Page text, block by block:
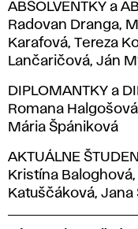
ABSOLVENTKY a
Radovan Dranga,
Karafová, Tereza
Lančaričová, Ján
DIPLOMANTKY a
Romana
Mária Špániková
AKTUÁLNE
Kristína
Katuščáková,